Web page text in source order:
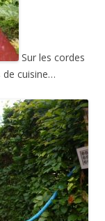
Sur les cordes
de cuisine…